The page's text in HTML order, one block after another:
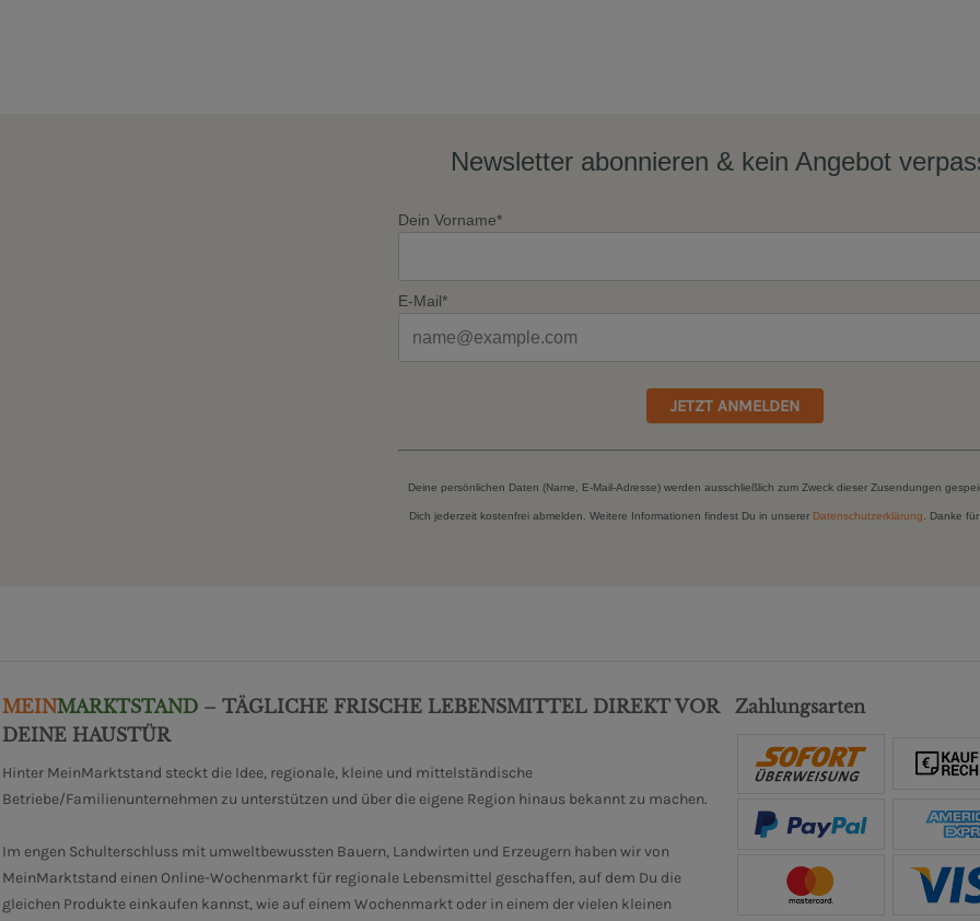
Newsletter abonnieren & kein Angebot
Dein Vorname*
E-Mail*
JETZT ANMELDEN
Deine persönlichen Daten (Name, E-Mail-Adresse) werden ausschließlich zum Zweck dieser Zusendungen
Dich jederzeit kostenfrei abmelden. Weitere Informationen findest Du in unserer Datenschutzerklärung. Danke
MEINMARKTSTAND – TÄGLICHE FRISCHE LEBENSMITTEL DIREKT VOR
DEINE HAUSTÜR
Hinter MeinMarktstand steckt die Idee, regionale, kleine und mittelständische
Betriebe/Familienunternehmen zu unterstützen und über die eigene Region hinaus bekannt zu machen.
Im engen Schulterschluss mit umweltbewussten Bauern, Landwirten und Erzeugern haben wir von
MeinMarktstand einen Online-Wochenmarkt für regionale Lebensmittel geschaffen, auf dem Du die
gleichen Produkte einkaufen kannst, wie auf einem Wochenmarkt oder in einem der vielen kleinen
Zahlungsarten